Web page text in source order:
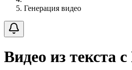
Генерация видео
Видео из текста